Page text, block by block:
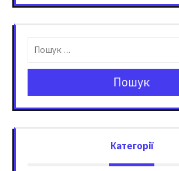
Пошук
Категорії